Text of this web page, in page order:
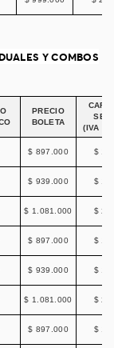
Y COMBOS
PRECIO
BOLETA
(IVA
$ 897.000 $
$ 939.000 $
$ 1.081.000 $
$ 897.000 $
$ 939.000 $
$ 1.081.000 $
$ 897.000 $